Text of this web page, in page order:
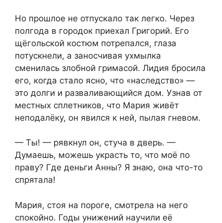
Но прошлое не отпускало так легко. Через
полгода в городок приехал Григорий. Его
щёгольской костюм потрепался, глаза
потускнели, а заносчивая ухмылка
сменилась злобной гримасой. Лидия бросила
его, когда стало ясно, что «наследство» —
это долги и разваливающийся дом. Узнав от
местных сплетников, что Мария живёт
неподалёку, он явился к ней, пылая гневом.
— Ты! — рявкнул он, стуча в дверь. —
Думаешь, можешь украсть то, что моё по
праву? Где деньги Анны? Я знаю, она что-то
спрятала!
Мария, стоя на пороге, смотрела на него
спокойно. Годы унижений научили её